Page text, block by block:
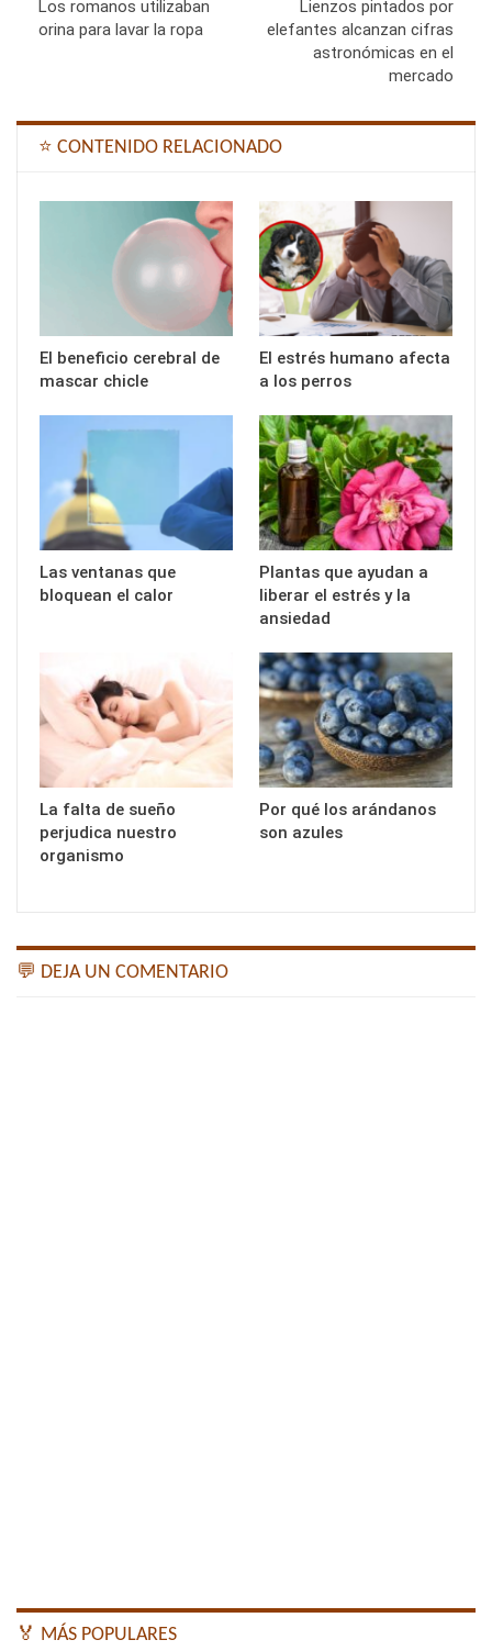
Los romanos utilizaban
orina para lavar la ropa
Lienzos pintados por
elefantes alcanzan cifras
astronómicas en el
mercado
⭐ CONTENIDO RELACIONADO
El beneficio cerebral de
mascar chicle
El estrés humano afecta
a los perros
Las ventanas que
bloquean el calor
Plantas que ayudan a
liberar el estrés y la
ansiedad
La falta de sueño
perjudica nuestro
organismo
Por qué los arándanos
son azules
💬 DEJA UN COMENTARIO
🏅 MÁS POPULARES